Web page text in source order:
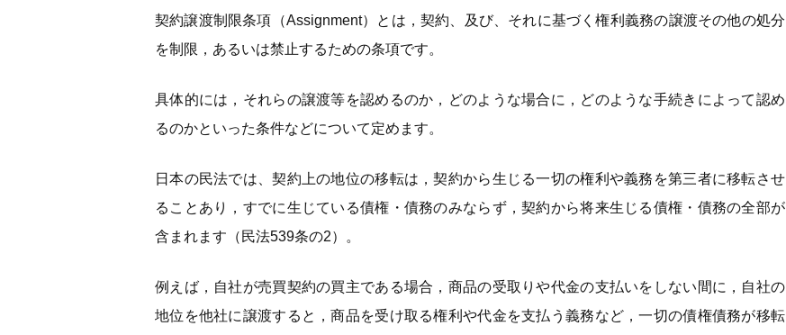
契約譲渡制限条項（Assignment）とは，契約、及び、それに基づく権利義務の譲渡その他の処分
を制限，あるいは禁止するための条項です。
具体的には，それらの譲渡等を認めるのか，どのような場合に，どのような手続きによって認め
るのかといった条件などについて定めます。
日本の民法では、契約上の地位の移転は，契約から生じる一切の権利や義務を第三者に移転させ
ることあり，すでに生じている債権・債務のみならず，契約から将来生じる債権・債務の全部が
含まれます（民法539条の2）。
例えば，自社が売買契約の買主である場合，商品の受取りや代金の支払いをしない間に，自社の
地位を他社に譲渡すると，商品を受け取る権利や代金を支払う義務など，一切の債権債務が移転